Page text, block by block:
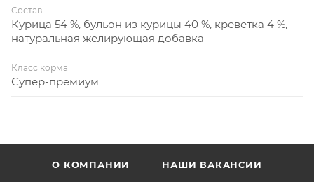
Состав
Курица 54 %, бульон из курицы 40 %, креветка 4 %,
натуральная желирующая добавка
Класс корма
Супер-премиум
О КОМПАНИИ НАШИ ВАКАНСИИ